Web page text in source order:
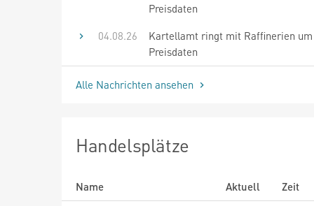
Preisdaten
04.08.26
Kartellamt ringt mit Raffinerien um
Preisdaten
Alle Nachrichten ansehen
Handelsplätze
Name Aktuell
Zeit